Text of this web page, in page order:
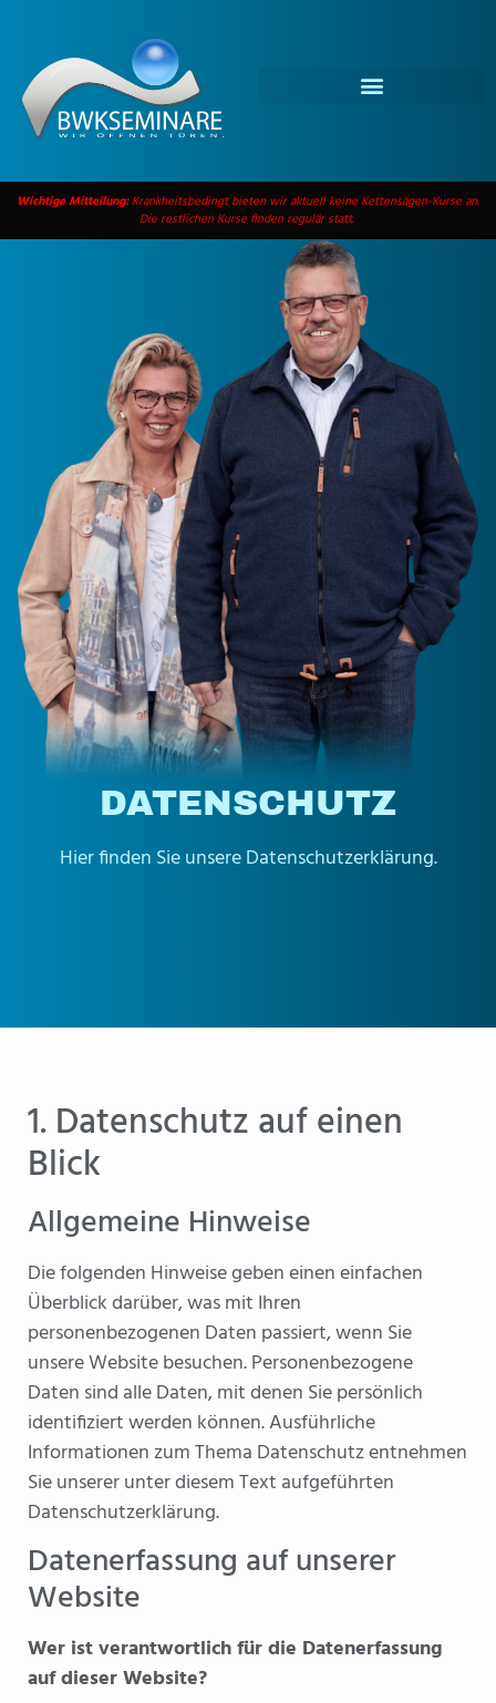
Wichtige Mitteilung:Krankheitsbedingt bieten wir aktuell keine Kettensägen-Kurse an.
Die restlichen Kurse finden regulär statt.
DATENSCHUTZ
Hier finden Sie unsere Datenschutzerklärung.
1. Datenschutz auf einen
Blick
Allgemeine Hinweise
Die folgenden Hinweise geben einen einfachen
Überblick darüber, was mit Ihren
personenbezogenen Daten passiert, wenn Sie
unsere Website besuchen. Personenbezogene
Daten sind alle Daten, mit denen Sie persönlich
identifiziert werden können. Ausführliche
Informationen zum Thema Datenschutz entnehmen
Sie unserer unter diesem Text aufgeführten
Datenschutzerklärung.
Datenerfassung auf unserer
Website
Wer ist verantwortlich für die Datenerfassung
auf dieser Website?